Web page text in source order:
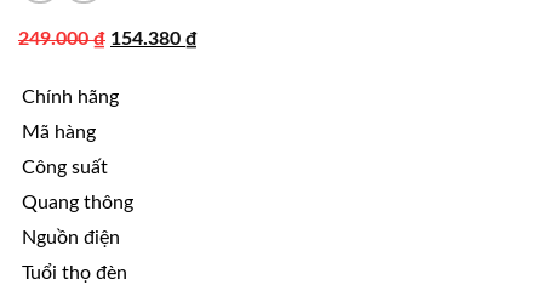
249.000₫ Giá
là:
154.380 ₫Giá
Chính hãng
Mã hàng
Công suất
Quang thông
Nguồn điện
Tuổi thọ đèn